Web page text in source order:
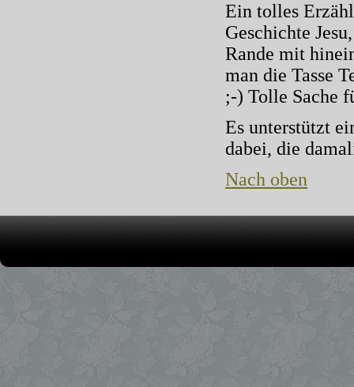
Ein tolles
Geschichte
Rande mit
man die Tasse
;-) Tolle Sache
Es unterstützt
dabei, die
Nach oben